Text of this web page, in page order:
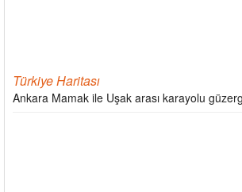
Türkiye Haritası
Ankara Mamak ile Uşak arası karayolu